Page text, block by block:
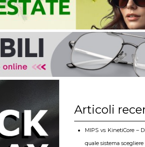
Articoli
MIPS vs KinetiCore –
quale sistema